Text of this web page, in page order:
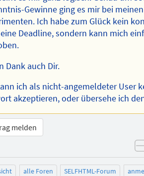
Gewinne ging es mir bei meinen
Ich habe zum Glück kein
Deadline, sondern kann mich
Dank auch Dir.
ich als nicht-angemeldeter User
akzeptieren, oder übersehe ich
melden
alle Foren SELFHTML-Forum